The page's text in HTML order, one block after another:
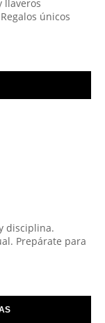
llaveros
únicos
disciplina.
Prepárate para